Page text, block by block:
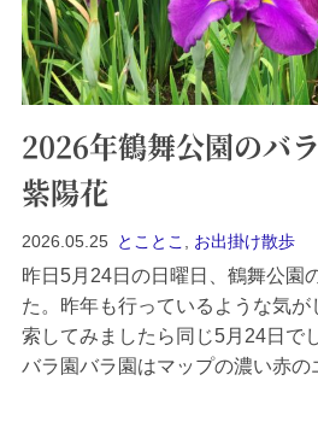
2026年鶴舞公園のバ
紫陽花
2026.05.25 とことこ , お出掛け散歩
昨日5月24日の日曜日、鶴舞公園
た。昨年も行っているような気
索してみましたら同じ5月24日で
バラ園バラ園はマップの濃い赤の